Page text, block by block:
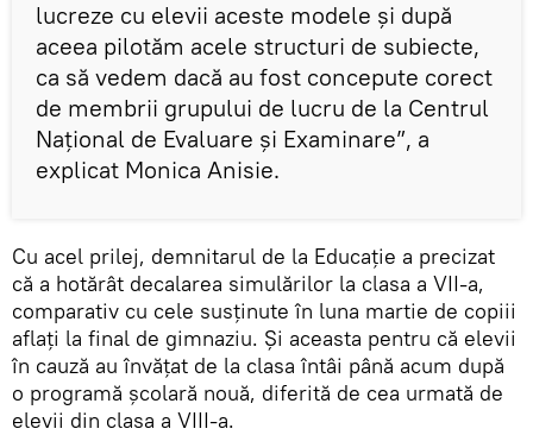
lucreze cu elevii aceste modele și după
aceea pilotăm acele structuri de subiecte,
ca să vedem dacă au fost concepute corect
de membrii grupului de lucru de la Centrul
Național de Evaluare și Examinare”, a
explicat Monica Anisie.
Cu acel prilej, demnitarul de la Educație a precizat
că a hotărât decalarea simulărilor la clasa a VII-a,
comparativ cu cele susținute în luna martie de copiii
aflați la final de gimnaziu. Și aceasta pentru că elevii
în cauză au învățat de la clasa întâi până acum după
o programă școlară nouă, diferită de cea urmată de
elevii din clasa a VIII-a.